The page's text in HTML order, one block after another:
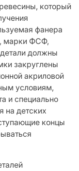
который
фанера
марки ФСФ,
должны
закруглены
акриловой
условиям,
и специально
на детских
концы